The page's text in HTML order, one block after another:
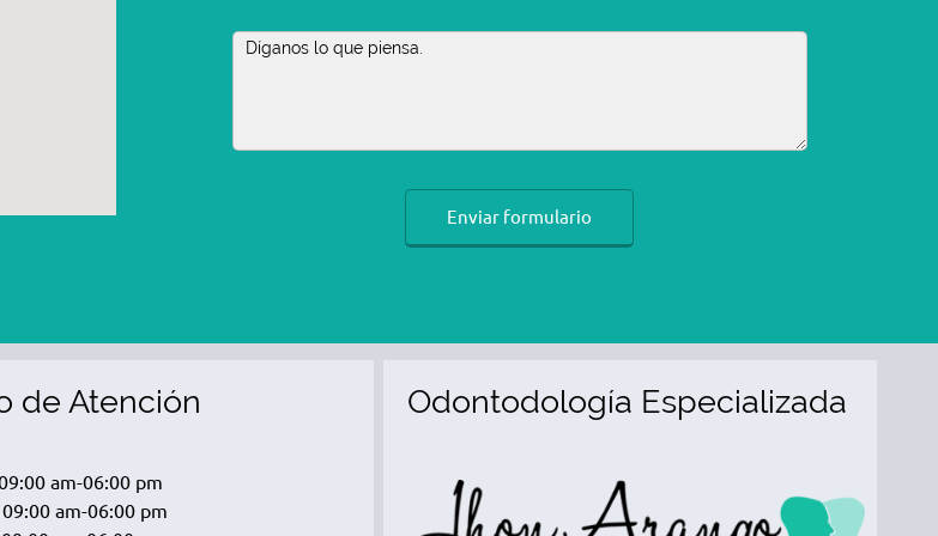
Enviar formulario
de Atención
am-06:00 pm
am-06:00 pm
Odontodología Especializada